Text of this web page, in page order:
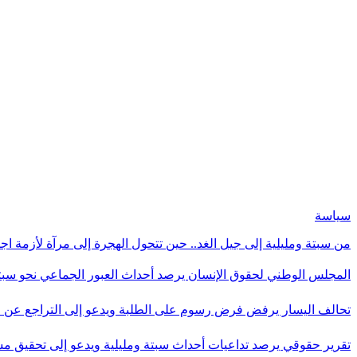
سياسة
من سبتة ومليلية إلى جيل الغد.. حين تتحول الهجرة إلى مرآة لأزمة
المجلس الوطني لحقوق الإنسان يرصد أحداث العبور الجماعي نحو
تحالف اليسار يرفض فرض رسوم على الطلبة ويدعو إلى التراجع
تقرير حقوقي يرصد تداعيات أحداث سبتة ومليلية ويدعو إلى